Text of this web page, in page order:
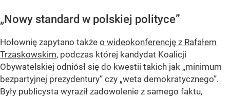
„Nowy standard w polskiej polityce”
Hołownię zapytano także o wideokonferencję z Rafałem
Trzaskowskim, podczas której kandydat Koalicji
Obywatelskiej odniósł się do kwestii takich jak „minimum
bezpartyjnej prezydentury” czy „weta demokratycznego”.
Były publicysta wyraził zadowolenie z samego faktu,